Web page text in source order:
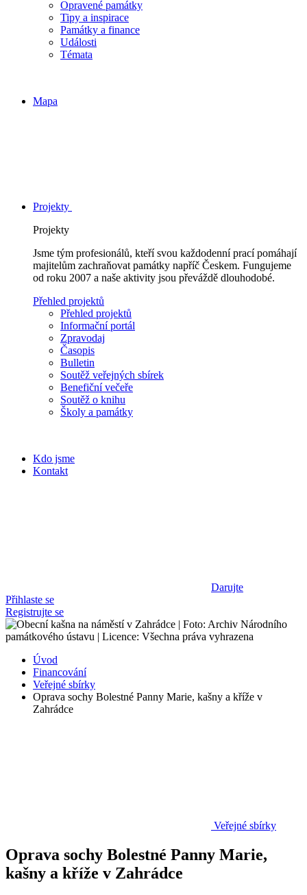
Opravené památky
Tipy a inspirace
Památky a finance
Události
Témata
Mapa
Projekty
Projekty
Jsme tým profesionálů, kteří svou každodenní prací pomáhají
majitelům zachraňovat památky napříč Českem. Fungujeme
od roku 2007 a naše aktivity jsou převáždě dlouhodobé.
Přehled projektů
Přehled projektů
Informační portál
Zpravodaj
Časopis
Bulletin
Soutěž veřejných sbírek
Benefiční večeře
Soutěž o knihu
Školy a památky
Kdo jsme
Kontakt
Darujte
Přihlaste se
Registrujte se
Úvod
Financování
Veřejné sbírky
Oprava sochy Bolestné Panny Marie, kašny a kříže v
Zahrádce
Veřejné sbírky
Oprava sochy Bolestné Panny Marie,
kašny a kříže v Zahrádce